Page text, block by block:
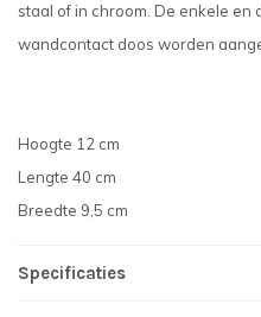
staal of in chroom. De enkele en
wandcontact doos worden
Hoogte 12 cm
Lengte 40 cm
Breedte 9,5 cm
Specificaties